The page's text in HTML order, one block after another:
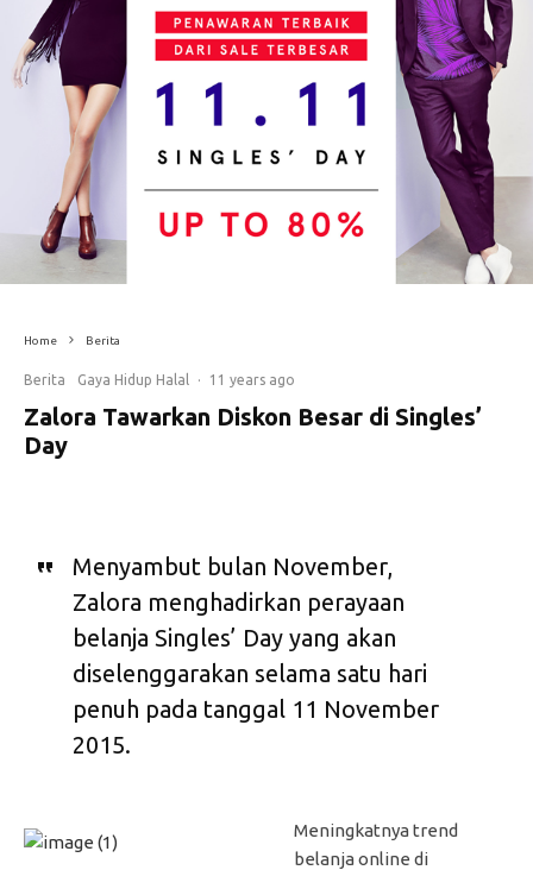
Home Berita
Berita Gaya Hidup Halal · 11 years ago
Zalora Tawarkan Diskon Besar di Singles’
Day
Menyambut bulan November,
Zalora menghadirkan perayaan
belanja Singles’ Day yang akan
diselenggarakan selama satu hari
penuh pada tanggal 11 November
2015.
Meningkatnya trend
belanja online di